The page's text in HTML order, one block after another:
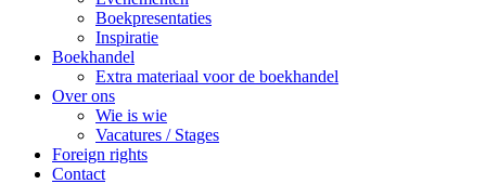
Boekpresentaties
Inspiratie
Boekhandel
Extra materiaal voor de boekhandel
Over ons
Wie is wie
Vacatures / Stages
Foreign rights
Contact